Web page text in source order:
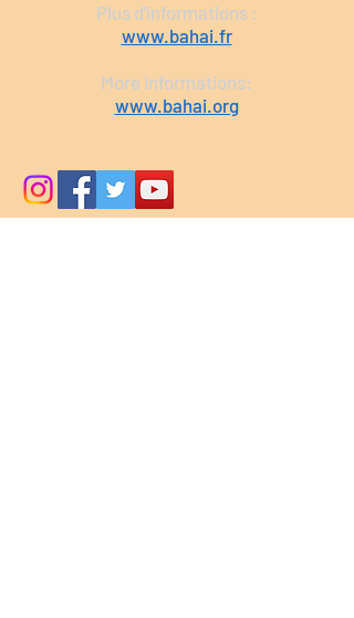
Plus d'informations :
www.bahai.fr
More informations:
www.bahai.org